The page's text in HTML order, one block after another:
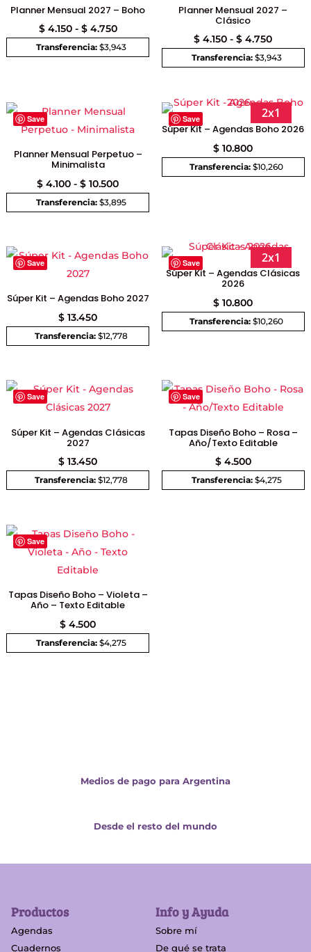
Planner Mensual 2027 – Boho
$4.150 - $4.750Rango
de
hasta
$ 4.750
Transferencia:$3,943
Planner Mensual 2027 –
Clásico
$ 4.150 - $ 4.750Rango
de
$ 4.150
hasta
Transferencia: $3,943
Save
Planner Mensual Perpetuo –
Minimalista
$ 4.100 - $ 10.500Rango
de
$ 4.100
Transferencia:$3,895
Save 2x1
Súper Kit – Agendas Boho 2026
$ 10.800
Transferencia:$10,260
Save
Súper Kit – Agendas Boho 2027
$ 13.450
Transferencia:$12,778
Save 2x1
Súper Kit – Agendas Clásicas
2026
$ 10.800
Transferencia:$10,260
Save
Súper Kit – Agendas Clásicas
2027
$ 13.450
Transferencia:$12,778
Save
Tapas Diseño Boho – Rosa –
Año/Texto Editable
$4.500
Transferencia: $4,275
Save
Tapas Diseño Boho – Violeta –
Año – Texto Editable
$ 4.500
Transferencia:$4,275
Medios de pago para Argentina
Desde el resto del mundo
Productos
Agendas
Cuadernos
Info y Ayuda
Sobre mí
De qué se trata